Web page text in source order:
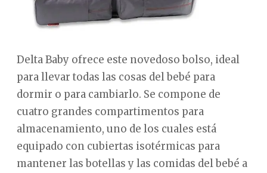
Delta Baby ofrece este novedoso bolso, ideal
para llevar todas las cosas del bebé para
dormir o para cambiarlo. Se compone de
cuatro grandes compartimentos para
almacenamiento, uno de los cuales está
equipado con cubiertas isotérmicas para
mantener las botellas y las comidas del bebé a